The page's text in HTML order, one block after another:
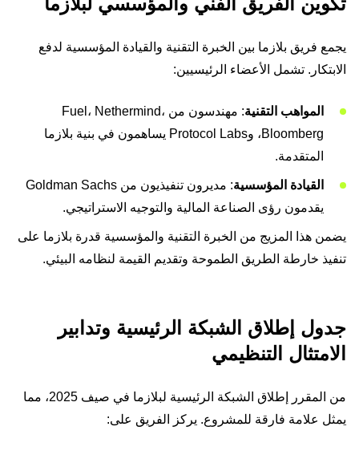
يجمع فريق بلازما بين الخبرة التقنية والقيادة المؤسسية لدفع
الابتكار. تشمل الأعضاء الرئيسيين:
المواهب التقنية
: مهندسون من Fuel، Nethermind،
Bloomberg، وProtocol Labs يساهمون في بنية بلازما
المتقدمة.
القيادة المؤسسية
: مديرون تنفيذيون من Goldman Sachs
يقدمون رؤى الصناعة المالية والتوجيه الاستراتيجي.
يضمن هذا المزيج من الخبرة التقنية والمؤسسية قدرة بلازما على
تنفيذ خارطة الطريق الطموحة وتقديم القيمة لنظامه البيئي.
جدول إطلاق الشبكة الرئيسية وتدابير
الامتثال التنظيمي
من المقرر إطلاق الشبكة الرئيسية لبلازما في صيف 2025، مما
يمثل علامة فارقة للمشروع. يركز الفريق على: